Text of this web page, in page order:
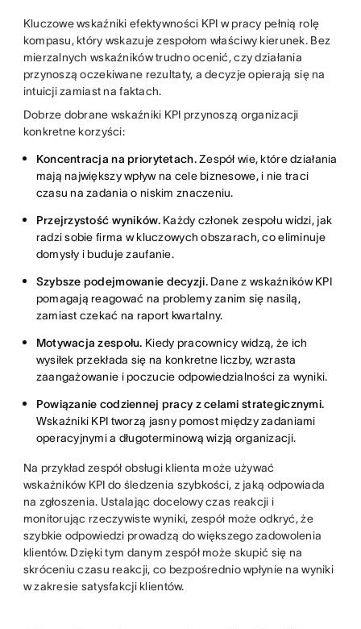
Kluczowe wskaźniki efektywności KPI w pracy pełnią rolę
kompasu, który wskazuje zespołom właściwy kierunek. Bez
mierzalnych wskaźników trudno ocenić, czy działania
przynoszą oczekiwane rezultaty, a decyzje opierają się na
intuicji zamiast na faktach.
Dobrze dobrane wskaźniki KPI przynoszą organizacji
konkretne korzyści:
Koncentracja na priorytetach.Zespół wie, które działania
mają największy wpływ na cele biznesowe, i nie traci
czasu na zadania o niskim znaczeniu.
Przejrzystość wyników.Każdy członek zespołu widzi, jak
radzi sobie firma w kluczowych obszarach, co eliminuje
domysły i buduje zaufanie.
Szybsze podejmowanie decyzji.Dane z wskaźników KPI
pomagają reagować na problemy zanim się nasilą,
zamiast czekać na raport kwartalny.
Motywacja zespołu. Kiedy pracownicy widzą, że ich
wysiłek przekłada się na konkretne liczby, wzrasta
zaangażowanie i poczucie odpowiedzialności za wyniki.
Powiązanie codziennej pracy z celami strategicznymi.
Wskaźniki KPI tworzą jasny pomost między zadaniami
operacyjnymi a długoterminową wizją organizacji.
Na przykład zespół obsługi klienta może używać
wskaźników KPI do śledzenia szybkości, z jaką odpowiada
na zgłoszenia. Ustalając docelowy czas reakcji i
monitorując rzeczywiste wyniki, zespół może odkryć, że
szybkie odpowiedzi prowadzą do większego zadowolenia
klientów. Dzięki tym danym zespół może skupić się na
skróceniu czasu reakcji, co bezpośrednio wpłynie na wyniki
w zakresie satysfakcji klientów.